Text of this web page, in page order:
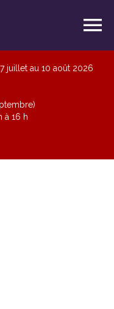
juillet au 10 août 2026
à 16 h